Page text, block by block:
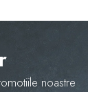
noastre